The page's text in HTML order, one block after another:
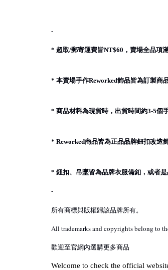
-
* 超取/郵寄運費皆NT$60 ，賣場全品項
* 本賣場手作Reworked飾品皆為訂製商
* 商品材料為現貨時，出貨時間約3-5個
* Reworked商品皆為正品品牌鈕扣改造
* 鈕扣、吊墜皆為品牌衣服備釦，或者
-
所有商標與版權歸該品牌所有。
All trademarks and copyrights belong to
歡迎至官網內選購更多商品
Welcome to check the official